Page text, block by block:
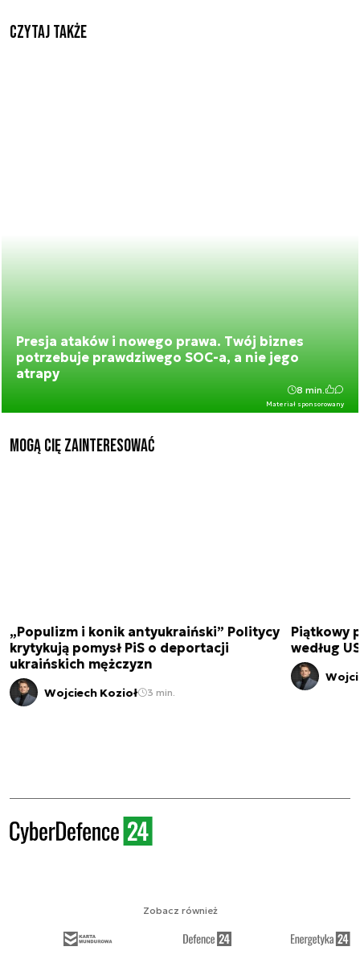
Czytaj także
Presja ataków i nowego prawa. Twój biznes
potrzebuje prawdziwego SOC-a, a nie jego
atrapy
Materiał sponsorowany
8 min.
Mogą Cię zainteresować
„Populizm i konik antyukraiński” Politycy
krytykują pomysł PiS o deportacji
ukraińskich mężczyzn
Wojciech Kozioł 3 min.
Piątkowy
według
Zobacz również